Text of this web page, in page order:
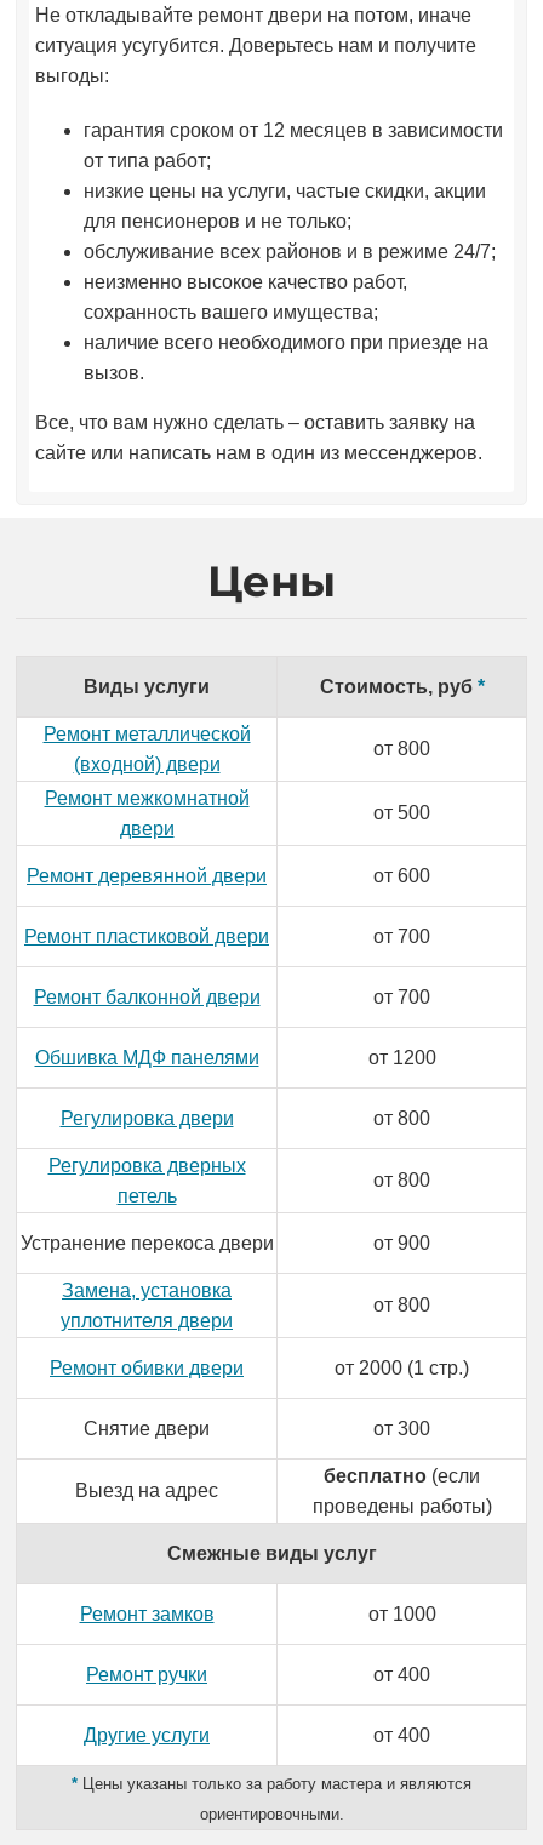
Не откладывайте ремонт двери на потом, иначе
ситуация усугубится. Доверьтесь нам и получите
выгоды:
гарантия сроком от 12 месяцев в зависимости
от типа работ;
низкие цены на услуги, частые скидки, акции
для пенсионеров и не только;
обслуживание всех районов и в режиме 24/7;
неизменно высокое качество работ,
сохранность вашего имущества;
наличие всего необходимого при приезде на
вызов.
Все, что вам нужно сделать – оставить заявку на
сайте или написать нам в один из мессенджеров.
Цены
Виды услуги Стоимость, руб *
Ремонт металлической
(входной) двери
от 800
Ремонт межкомнатной
двери
от 500
Ремонт деревянной двери от 600
Ремонт пластиковой двери от 700
Ремонт балконной двери от 700
Обшивка МДФ панелями от 1200
Регулировка двери от 800
Регулировка дверных
петель
от 800
Устранение перекоса двери от 900
Замена, установка
уплотнителя двери
от 800
Ремонт обивки двери от 2000 (1 стр.)
Снятие двери от 300
Выезд на адрес
бесплатно (если
проведены работы)
Смежные виды услуг
Ремонт замков от 1000
Ремонт ручки от 400
Другие услуги от 400
* Цены указаны только за работу мастера и являются
ориентировочными.